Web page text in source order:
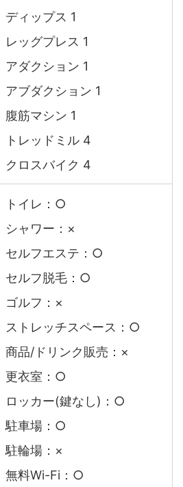
ディップス 1
レッグプレス 1
アダクション 1
アブダクション 1
腹筋マシン 1
トレッドミル 4
クロスバイク 4
トイレ：○
シャワー：×
セルフエステ：○
セルフ脱毛：○
ゴルフ：×
ストレッチスペース：○
商品/ドリンク販売：×
更衣室：○
ロッカー(鍵なし)：○
駐車場：○
駐輪場：×
無料Wi-Fi：○